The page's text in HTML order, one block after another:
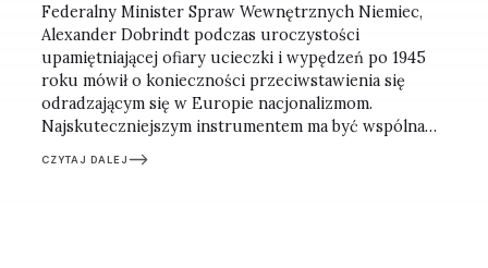
Federalny Minister Spraw Wewnętrznych Niemiec,
Alexander Dobrindt podczas uroczystości
upamiętniającej ofiary ucieczki i wypędzeń po 1945
roku mówił o konieczności przeciwstawienia się
odradzającym się w Europie nacjonalizmom.
Najskuteczniejszym instrumentem ma być wspólna
europejska tożsamość, silniejsza niż narodowe
egoizmy. Refleksje po berlińskim spotkaniu.
CZYTAJ DALEJ